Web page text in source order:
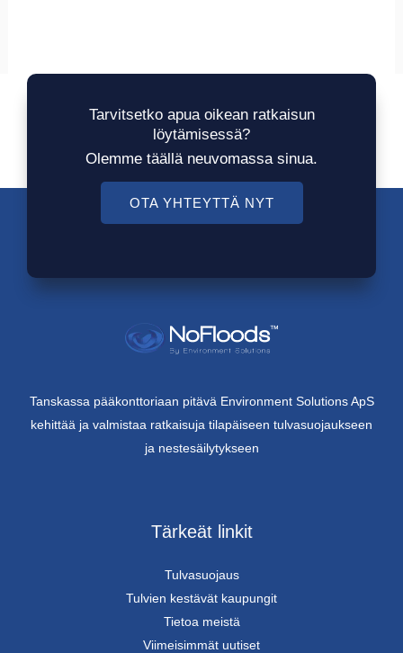
Tarvitsetko apua oikean ratkaisun
löytämisessä?
Olemme täällä neuvomassa sinua.
OTA YHTEYTTÄ NYT
Tanskassa pääkonttoriaan pitävä Environment Solutions ApS
kehittää ja valmistaa ratkaisuja tilapäiseen tulvasuojaukseen
ja nestesäilytykseen
Tärkeät linkit
Tulvasuojaus
Tulvien kestävät kaupungit
Tietoa meistä
Viimeisimmät uutiset